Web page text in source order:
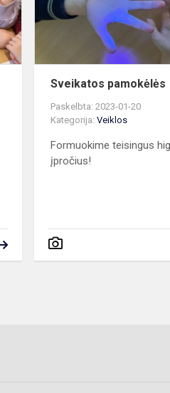
Sveikatos pamokėlės
Paskelbta: 2023-01-20
Kategorija:Veiklos
Formuokime teisingus
įpročius!